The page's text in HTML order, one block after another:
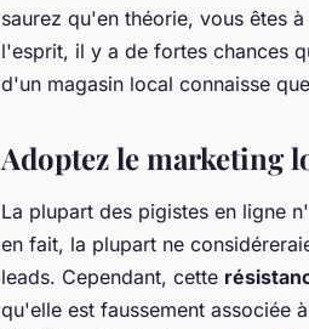
saurez qu'en théorie, vous êtes
l'esprit, il y a de fortes chances
d'un magasin local connaisse
Adoptez le marketing
La plupart des pigistes en ligne
en fait, la plupart ne
leads. Cependant, cette
qu'elle est faussement associée